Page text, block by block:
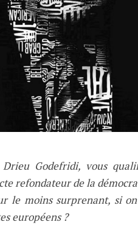
Drieu Godefridi, vous
refondateur de la
le moins surprenant, si
européens ?